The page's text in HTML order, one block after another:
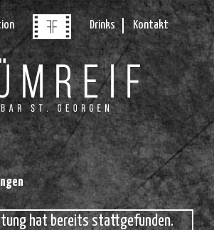
Drinks Kontakt
hat bereits stattgefunden.